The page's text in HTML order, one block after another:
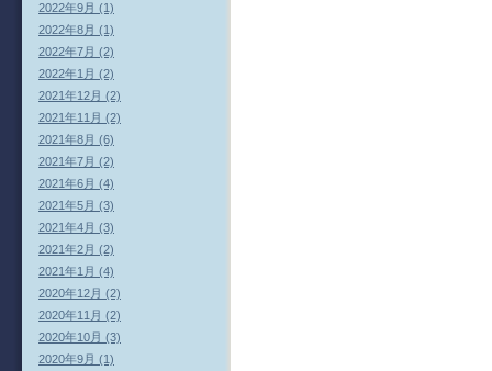
2022年9月 (1)
2022年8月 (1)
2022年7月 (2)
2022年1月 (2)
2021年12月 (2)
2021年11月 (2)
2021年8月 (6)
2021年7月 (2)
2021年6月 (4)
2021年5月 (3)
2021年4月 (3)
2021年2月 (2)
2021年1月 (4)
2020年12月 (2)
2020年11月 (2)
2020年10月 (3)
2020年9月 (1)